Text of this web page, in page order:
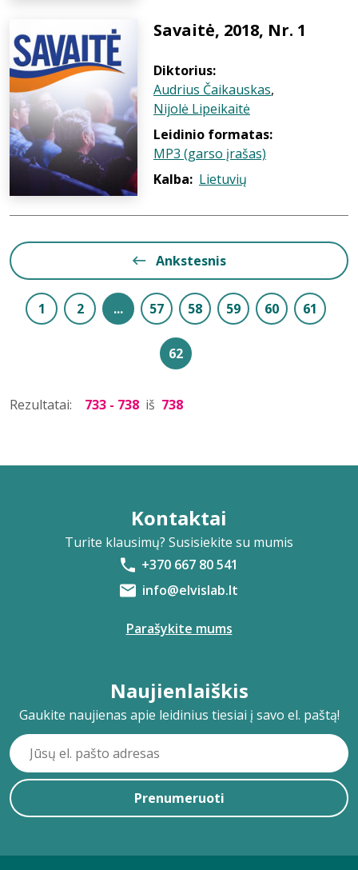
Savaitė, 2018, Nr. 1
Diktorius:
Audrius Čaikauskas,
Nijolė Lipeikaitė
Leidinio formatas:
MP3 (garso įrašas)
Kalba: Lietuvių
Ankstesnis
1 2 ... 57 58 59 60 61
62
Rezultatai: 733 - 738 iš 738
Kontaktai
Turite klausimų? Susisiekite su mumis
+370 667 80 541
info@elvislab.lt
Parašykite mums
Naujienlaiškis
Gaukite naujienas apie leidinius tiesiai į savo el. paštą!
Prenumeruoti